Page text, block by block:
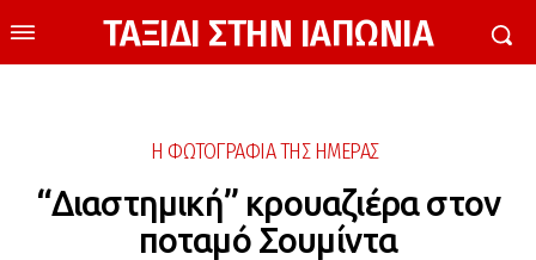
ΤΑΞΙΔΙ ΣΤΗΝ ΙΑΠΩΝΙΑ
Η ΦΩΤΟΓΡΑΦΙΑ ΤΗΣ ΗΜΕΡΑΣ
“Διαστημική” κρουαζιέρα στον
ποταμό Σουμίντα